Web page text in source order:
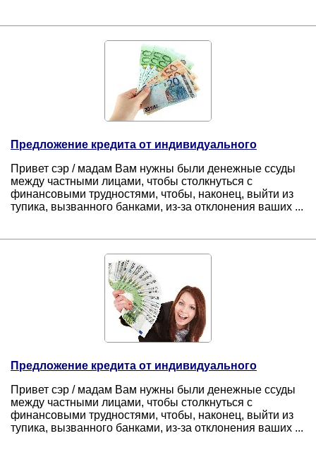
Предложение кредита от индивидуального
Привет сэр / мадам Вам нужны были денежные ссуды
между частными лицами, чтобы столкнуться с
финансовыми трудностями, чтобы, наконец, выйти из
тупика, вызванного банками, из-за отклонения ваших ...
Предложение кредита от индивидуального
Привет сэр / мадам Вам нужны были денежные ссуды
между частными лицами, чтобы столкнуться с
финансовыми трудностями, чтобы, наконец, выйти из
тупика, вызванного банками, из-за отклонения ваших ...